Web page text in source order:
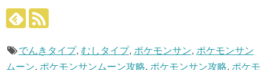
でんきタイプ, むしタイプ, ポケモンサン, ポケモンサン
ムーン, ポケモンサンムーン攻略, ポケモンサン攻略, ポケモ